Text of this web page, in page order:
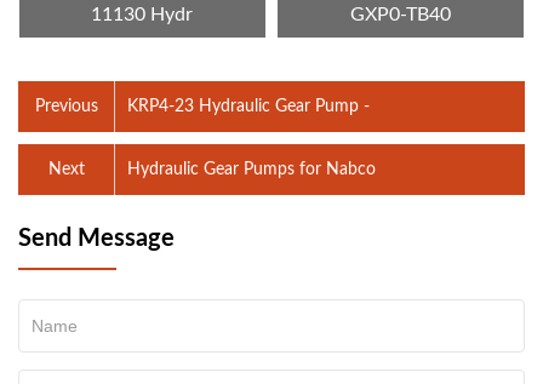
11130 Hydr
GXP0-TB40
Previous KRP4-23 Hydraulic Gear Pump -
Hydraulic Gear Pumps for Nabco
Next
Send Message